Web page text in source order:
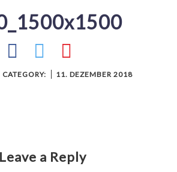
CATEGORY: 11. DEZEMBER 2018
Leave a Reply